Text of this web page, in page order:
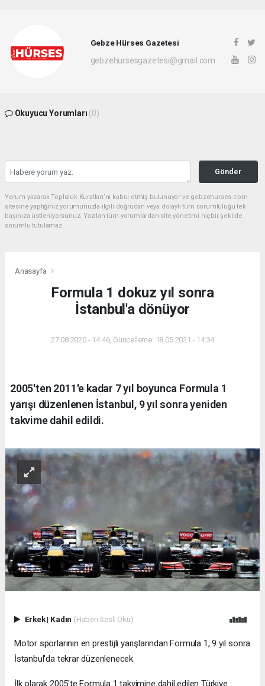
Gebze Hürses Gazetesi
gebzehursesgazetesi@gmail.com
Okuyucu Yorumları (0)
Gönder
Yorum yazarak Topluluk Kuralları’nı kabul etmiş bulunuyor ve gebzehurses.com
sitesine yaptığınız yorumunuzla ilgili doğrudan veya dolaylı tüm sorumluluğu tek
başınıza üstleniyorsunuz. Yazılan tüm yorumlardan site yönetimi hiçbir şekilde
sorumlu tutulamaz.
Anasayfa
Formula 1 dokuz yıl sonra
İstanbul'a dönüyor
27.08.2020 - 14:46, Güncelleme: 18.05.2021 - 14:34
2005'ten 2011'e kadar 7 yıl boyunca Formula 1
yarışı düzenlenen İstanbul, 9 yıl sonra yeniden
takvime dahil edildi.
Erkek| Kadın (Haberi Sesli Oku)
Motor sporlarının en prestijli yarışlarından Formula 1, 9 yıl sonra
İstanbul'da tekrar düzenlenecek.
İlk olarak 2005'te Formula 1 takvimine dahil edilen Türkiye